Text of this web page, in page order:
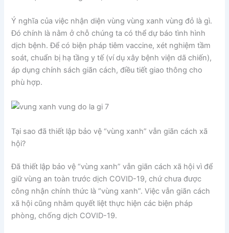
Ý nghĩa của việc nhận diện vùng vùng xanh vùng đỏ là gì.
Đó chính là nằm ở chỗ chúng ta có thể dự báo tình hình
dịch bệnh. Để có biện pháp tiêm vaccine, xét nghiệm tầm
soát, chuẩn bị hạ tầng y tế (ví dụ xây bệnh viện dã chiến),
áp dụng chính sách giãn cách, điều tiết giao thông cho
phù hợp.
Tại sao đã thiết lập bảo vệ “vùng xanh” vẫn giãn cách xã
hội?
Đã thiết lập bảo vệ “vùng xanh” vẫn giãn cách xã hội vì để
giữ vùng an toàn trước dịch COVID-19, chứ chưa được
công nhận chính thức là “vùng xanh”. Việc vẫn giãn cách
xã hội cũng nhằm quyết liệt thực hiện các biện pháp
phòng, chống dịch COVID-19.